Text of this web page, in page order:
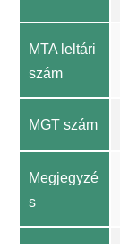
MTA leltári
szám
MGT szám
Megjegyzé
s